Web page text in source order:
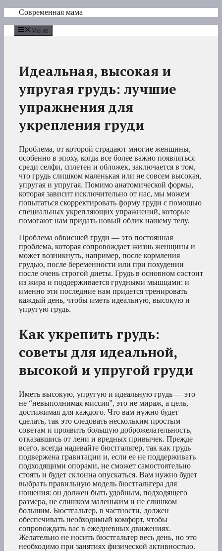
Перейти
содержимому
Современная мама
Меню
Идеальная, высокая и
упругая грудь: лучшие
упражнения для
укрепления груди
Проблема, от которой страдают многие женщины,
особенно в эпоху, когда все более важно появляться
среди селфи, сплетен и обложек, заключается в том,
что грудь слишком маленькая или не совсем высокая,
упругая и упругая. Помимо анатомической формы,
которая зависит исключительно от нас, мы можем
попытаться скорректировать форму груди с помощью
специальных укрепляющих упражнений, которые
помогают нам придать новый облик нашему телу.
Проблема обвисшей груди — это постоянная
проблема, которая сопровождает жизнь женщины и
может возникнуть, например, после кормления
грудью, после беременности или при похудении
после очень строгой диеты. Грудь в основном состоит
из жира и поддерживается грудными мышцами: и
именно эти последние нам придется тренировать
каждый день, чтобы иметь идеальную, высокую и
упругую грудь.
Как укрепить грудь:
советы для идеальной,
высокой и упругой груди
Иметь высокую, упругую и идеальную грудь — это
не “невыполнимая миссия”, это не мираж, а цель,
достижимая для каждого. Что вам нужно будет
сделать, так это следовать нескольким простым
советам и проявить большую доброжелательность,
отказавшись от лени и вредных привычек. Прежде
всего, всегда надевайте бюстгальтер, так как грудь
подвержена гравитации и, если ее не поддерживать
подходящими опорами, не сможет самостоятельно
стоять и будет склонна опускаться. Вам нужно будет
выбрать правильную модель бюстгальтера для
ношения: он должен быть удобным, подходящего
размера, не слишком маленьким и не слишком
большим. Бюстгальтер, в частности, должен
обеспечивать необходимый комфорт, чтобы
сопровождать вас в ежедневных движениях.
Желательно не носить бюстгальтер весь день, но это
необходимо при занятиях физической активностью.